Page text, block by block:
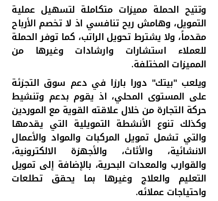
وتتيح الحملة مميزات متكاملة لتسهيل عملية
التمويل، وهامش ربح تنافسي اذ لا تخصم الأرباح
مقدماً، ولا يشترط تحويل الراتب، كما توفر الحملة
للعملاء استشارات وارشادات وغيرها من
المميزات المختلفة.
ويلعب "بيتك" دورا بارزا في دعم سوق التجزئة
على المستوى المحلي، اذ يقوم بدعم وتنشيط
حركة التجارة من خلال علاقته القوية مع الموردين
وكذلك تنوع الأنشطة التمويلية التي يقدمها
والتي تشمل تمويل المركبات والمواد والأعمال
الانشائية، والأثاث، والأجهزة الالكترونية،
والقوارب والمعدات البحرية، بالإضافة إلى تمويل
التعليم والعلاج وغيرها بما يحقق تطلعات
واحتياجات عملائه.